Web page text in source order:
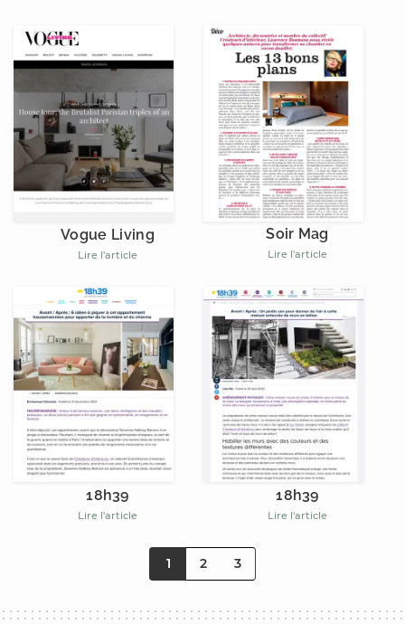
Vogue Living
Lire l'article
Soir Mag
Lire l'article
18h39
Lire l'article
18h39
Lire l'article
1 2 3